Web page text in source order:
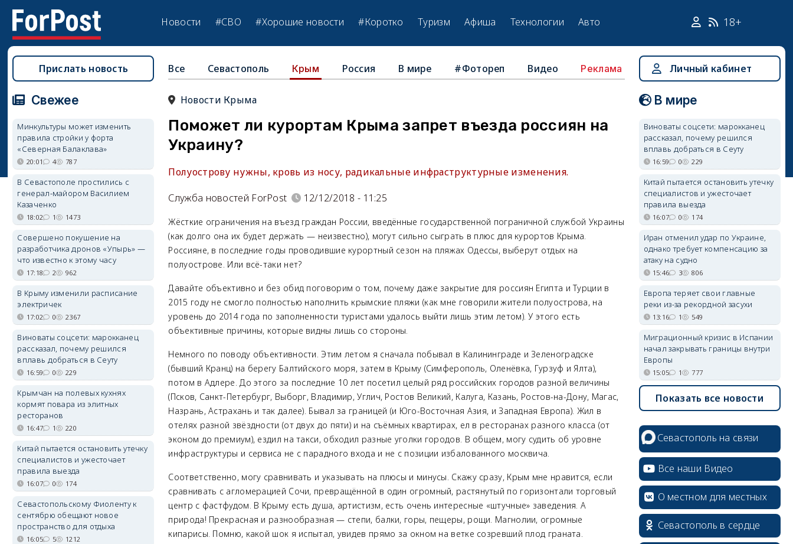
Новости #СВО #Хорошие новости #Коротко Туризм Афиша Технологии Авто 18+
Все Севастополь Крым Россия В мире #Фотореп Видео Реклама
Новости Крыма
Поможет ли курортам Крыма запрет въезда россиян на
Украину?
Полуострову нужны, кровь из носу, радикальные инфраструктурные изменения.
Служба новостей ForPost
12/12/2018 - 11:25
Жёсткие ограничения на въезд граждан России, введённые государственной пограничной службой Украины
(как долго она их будет держать — неизвестно), могут сильно сыграть в плюс для курортов Крыма.
Россияне, в последние годы проводившие курортный сезон на пляжах Одессы, выберут отдых на
полуострове. Или всё-таки нет?
Давайте объективно и без обид поговорим о том, почему даже закрытие для россиян Египта и Турции в
2015 году не смогло полностью наполнить крымские пляжи (как мне говорили жители полуострова, на
уровень до 2014 года по заполненности туристами удалось выйти лишь этим летом). У этого есть
объективные причины, которые видны лишь со стороны.
Немного по поводу объективности. Этим летом я сначала побывал в Калининграде и Зеленоградске
(бывший Кранц) на берегу Балтийского моря, затем в Крыму (Симферополь, Оленёвка, Гурзуф и Ялта),
потом в Адлере. До этого за последние 10 лет посетил целый ряд российских городов разной величины
(Псков, Санкт-Петербург, Выборг, Владимир, Углич, Ростов Великий, Калуга, Казань, Ростов-на-Дону, Магас,
Назрань, Астрахань и так далее). Бывал за границей (и Юго-Восточная Азия, и Западная Европа). Жил в
отелях разной звёздности (от двух до пяти) и на съёмных квартирах, ел в ресторанах разного класса (от
эконом до премиум), ездил на такси, обходил разные уголки городов. В общем, могу судить об уровне
инфраструктуры и сервиса не с парадного входа и не с позиции избалованного москвича.
Соответственно, могу сравнивать и указывать на плюсы и минусы. Скажу сразу, Крым мне нравится, если
сравнивать с агломерацией Сочи, превращённой в один огромный, растянутый по горизонтали торговый
центр с фастфудом. В Крыму есть душа, артистизм, есть очень интересные «штучные» заведения. А
природа! Прекрасная и разнообразная — степи, балки, горы, пещеры, рощи. Магнолии, огромные
кипарисы. Помню, какой шок я испытал, увидев прямо за окном на ветке созревший плод граната.
Прислать новость
Свежее
Минкультуры может изменить
правила стройки у форта
«Северная Балаклава»
20:01 4 787
В Севастополе простились с
генерал-майором Василием
Казаченко
18:02 1 1473
Совершено покушение на
разработчика дронов «Упырь» —
что известно к этому часу
17:18 2 962
В Крыму изменили расписание
электричек
17:02 0 2367
Виноваты соцсети: марокканец
рассказал, почему решился
вплавь добраться в Сеуту
16:59 0 229
Крымчан на полевых кухнях
кормят повара из элитных
ресторанов
16:47 1 220
Китай пытается остановить утечку
специалистов и ужесточает
правила выезда
16:07 0 174
Севастопольскому Фиоленту к
сентябрю обещают новое
пространство для отдыха
16:05 5 1212
Личный кабинет
В мире
Виноваты соцсети: марокканец
рассказал, почему решился
вплавь добраться в Сеуту
16:59 0 229
Китай пытается остановить утечку
специалистов и ужесточает
правила выезда
16:07 0 174
Иран отменил удар по Украине,
однако требует компенсацию за
атаку на судно
15:46 3 806
Европа теряет свои главные
реки из-за рекордной засухи
13:16 1 549
Миграционный кризис в Испании
начал закрывать границы внутри
Европы
15:05 1 777
Показать все новости
Севастополь на связи
Все наши Видео
О местном для местных
Севастополь в сердце